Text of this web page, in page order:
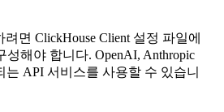
면 ClickHouse Client 설정 파일에
해야 합니다. OpenAI, Anthropic
는 API 서비스를 사용할 수 있습니